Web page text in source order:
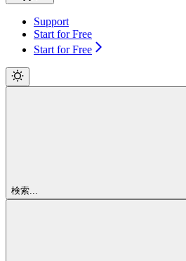
Support
Start for Free
Start for Free
検索...